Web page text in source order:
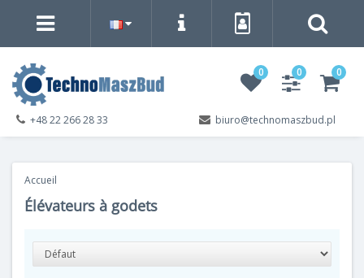
0 0 0
biuro@technomaszbud.pl
+48 22 266 28 33
Accueil
Élévateurs à godets